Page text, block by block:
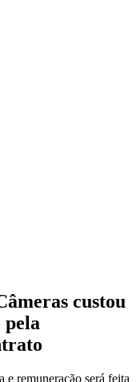
custou
pela
remuneração será feita